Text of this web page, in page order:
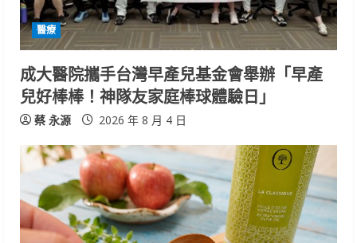
醫療
成大醫院攜手台灣早產兒基金會舉辦「早產
兒好棒棒！神隊友家庭棒球體驗日」
蔡 永源 2026 年 8 月 4 日